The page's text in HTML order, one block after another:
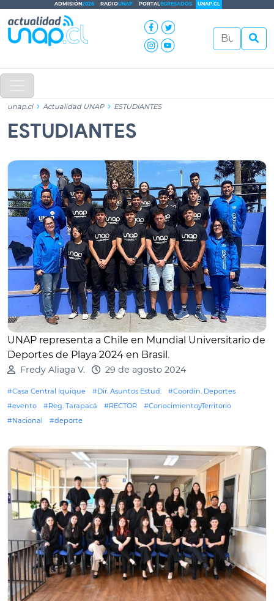
ADMISIÓN2026 RADIOUNAP PORTALEGRESADOS UNAP.CL
unap.cl Actualidad UNAP ESTUDIANTES
ESTUDIANTES
UNAP representa a Chile en Mundial Universitario de
Deportes de Playa 2024 en Brasil .
Fredy Aliaga V. 29 de agosto 2024
#Casa Central Iquique #Dir. Asuntos Estud.
#Coordin. Deportes
#evento
#Reg. Tarapacá #RECTOR
#ConocimientoyTerritorio
#Nacional
#deporte